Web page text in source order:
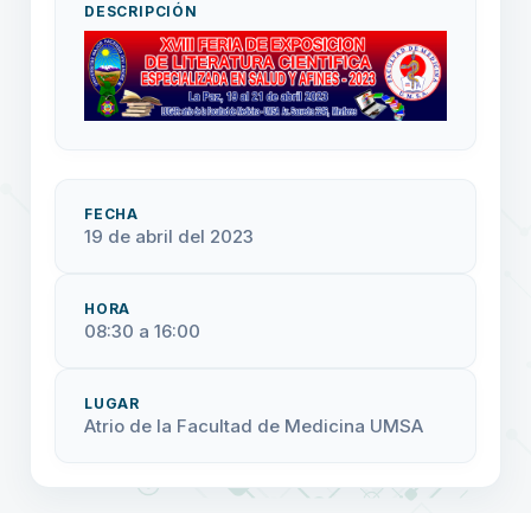
DESCRIPCIÓN
FECHA
19 de abril del 2023
HORA
08:30 a 16:00
LUGAR
Atrio de la Facultad de Medicina UMSA